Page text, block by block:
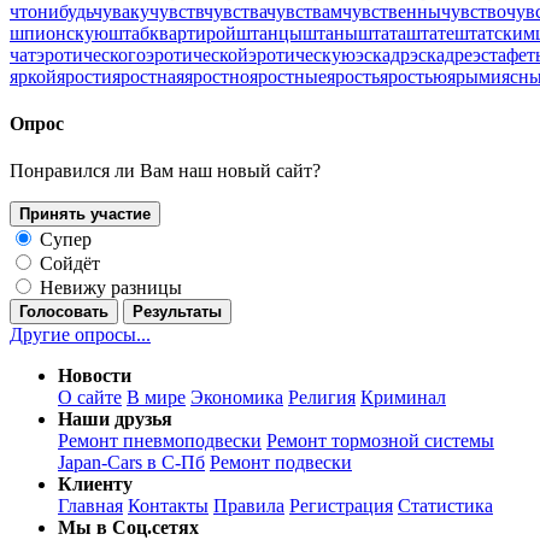
чтонибудьчувакучувствчувствачувствамчувственнычувство
шпионскуюштабквартиройштанцыштаныштаташтатештатским
чатэротическогоэротическойэротическуюэскадрэскадре
яркойяростияростнаяяростнояростныеяростьяростьюярыми
Опрос
Понравился ли Вам наш новый сайт?
Принять участие
Супер
Сойдёт
Невижу разницы
Голосовать Результаты
Другие опросы...
Новости
О сайте В мире Экономика Религия Криминал
Наши друзья
Ремонт пневмоподвески Ремонт тормозной системы
Japan-Cars в С-Пб Ремонт подвески
Клиенту
Главная Контакты Правила Регистрация Статистика
Мы в Соц.сетях